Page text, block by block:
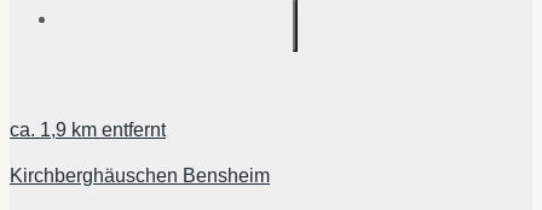
ca. 1,9 km entfernt
Kirchberghäuschen Bensheim